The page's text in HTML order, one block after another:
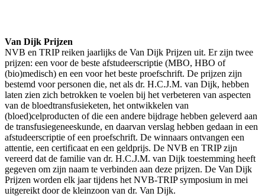
Van Dijk Prijzen
NVB en TRIP reiken jaarlijks de Van Dijk Prijzen uit. Er zijn twee
prijzen: een voor de beste afstudeerscriptie (MBO, HBO of
(bio)medisch) en een voor het beste proefschrift. De prijzen zijn
bestemd voor personen die, net als dr. H.C.J.M. van Dijk, hebben
laten zien zich betrokken te voelen bij het verbeteren van aspecten
van de bloedtransfusieketen, het ontwikkelen van
(bloed)celproducten of die een andere bijdrage hebben geleverd aan
de transfusiegeneeskunde, en daarvan verslag hebben gedaan in een
afstudeerscriptie of een proefschrift. De winnaars ontvangen een
attentie, een certificaat en een geldprijs. De NVB en TRIP zijn
vereerd dat de familie van dr. H.C.J.M. van Dijk toestemming heeft
gegeven om zijn naam te verbinden aan deze prijzen. De Van Dijk
Prijzen worden elk jaar tijdens het NVB-TRIP symposium in mei
uitgereikt door de kleinzoon van dr. Van Dijk.